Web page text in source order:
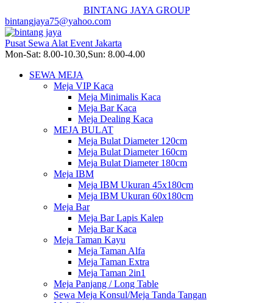
BINTANG JAYA GROUP
bintangjaya75@yahoo.com
Pusat Sewa Alat Event Jakarta
Mon-Sat: 8.00-10.30,Sun: 8.00-4.00
SEWA MEJA
Meja VIP Kaca
Meja Minimalis Kaca
Meja Bar Kaca
Meja Dealing Kaca
MEJA BULAT
Meja Bulat Diameter 120cm
Meja Bulat Diameter 160cm
Meja Bulat Diameter 180cm
Meja IBM
Meja IBM Ukuran 45x180cm
Meja IBM Ukuran 60x180cm
Meja Bar
Meja Bar Lapis Kalep
Meja Bar Kaca
Meja Taman Kayu
Meja Taman Alfa
Meja Taman Extra
Meja Taman 2in1
Meja Panjang / Long Table
Sewa Meja Konsul/Meja Tanda Tangan